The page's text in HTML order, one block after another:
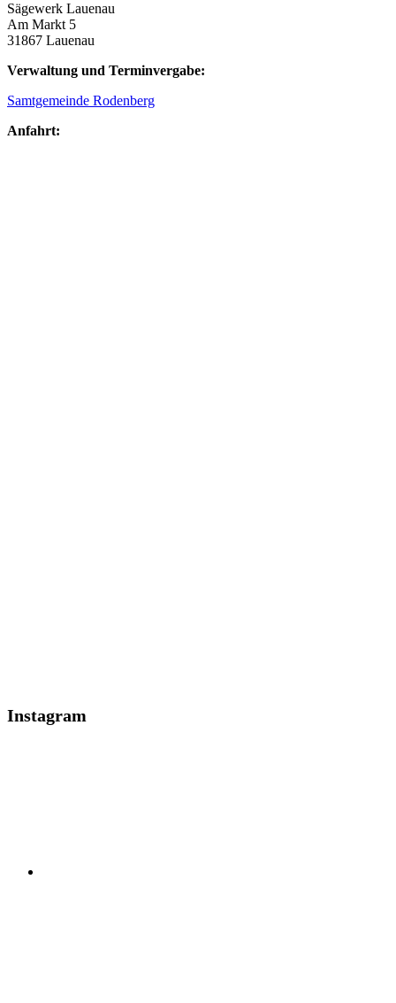
Sägewerk Lauenau
Am Markt 5
31867 Lauenau
Verwaltung und Terminvergabe:
Samtgemeinde Rodenberg
Anfahrt:
Instagram